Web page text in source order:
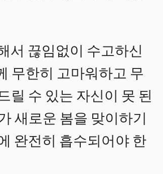
서 끊임없이 수고하신
무한히 고마워하고 무
릴 수 있는 자신이 못 된
새로운 봄을 맞이하기
완전히 흡수되어야 한